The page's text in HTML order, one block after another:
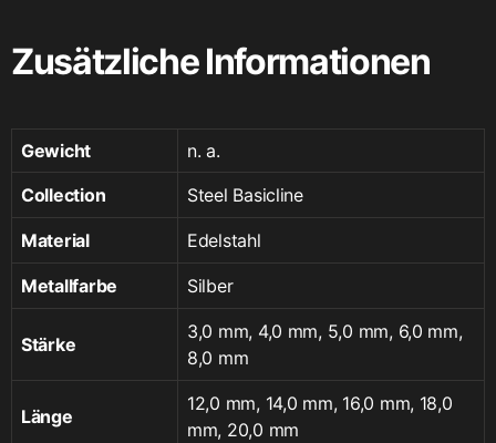
Zusätzliche Informationen
Gewicht
n. a.
Collection
Steel Basicline
Material Edelstahl
Metallfarbe Silber
Stärke
3,0 mm, 4,0 mm, 5,0 mm, 6,0 mm,
8,0 mm
Länge
12,0 mm, 14,0 mm, 16,0 mm, 18,0
mm, 20,0 mm